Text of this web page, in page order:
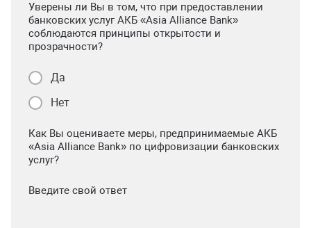
Уверены ли Вы в том, что при предоставлении
банковских услуг АКБ «Asia Alliance Bank»
соблюдаются принципы открытости и
прозрачности?
Да
Нет
Как Вы оцениваете меры, предпринимаемые АКБ
«Asia Alliance Bank» по цифровизации банковских
услуг?
Введите свой ответ